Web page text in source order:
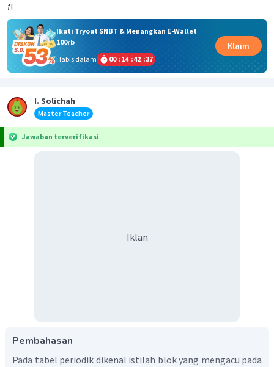
f!
Ikuti Tryout SNBT & Menangkan E-Wallet
100rb
Habis dalam
00 :14 :42 :37
Klaim
I. Solichah
Master Teacher
Jawaban terverifikasi
Iklan
Pembahasan
Pada tabel periodik dikenal istilah blok yang mengacu pada